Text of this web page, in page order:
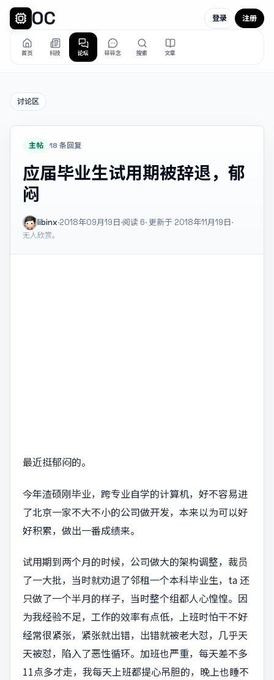
OC
首页 科技 论坛 碎碎念 搜索 文章
登录 注册
讨论区
主帖 18 条回复
应届毕业生试用期被辞退，郁
闷
libinx·2018年09月19日·阅读 6· 更新于 2018年11月19日·
无人欣赏。
最近挺郁闷的。
今年渣硕刚毕业，跨专业自学的计算机，好不容易进
了北京一家不大不小的公司做开发，本来以为可以好
好积累，做出一番成绩来。
试用期到两个月的时候，公司做大的架构调整，裁员
了一大批，当时就劝退了邻租一个本科毕业生，ta 还
只做了一个半月的样子，当时整个组都人心惶惶。因
为我经验不足，工作的效率有点低，上班时怕干不好
经常很紧张，紧张就出错，出错就被老大怼，几乎天
天被怼，陷入了恶性循环。加班也严重，每天差不多
11点多才走，我每天上班都提心吊胆的，晚上也睡不